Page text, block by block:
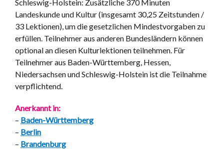
Schleswig-Holstein: Zusätzliche 370 Minuten
Landeskunde und Kultur (insgesamt 30,25 Zeitstunden /
33 Lektionen), um die gesetzlichen Mindestvorgaben zu
erfüllen. Teilnehmer aus anderen Bundesländern können
optional an diesen Kulturlektionen teilnehmen. Für
Teilnehmer aus Baden-Württemberg, Hessen,
Niedersachsen und Schleswig-Holstein ist die Teilnahme
verpflichtend.
Anerkannt in:
– Baden-Württemberg
– Berlin
– Brandenburg